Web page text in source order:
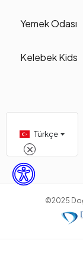
Yemek Odası
Kelebek Kids
Türkçe
©2025